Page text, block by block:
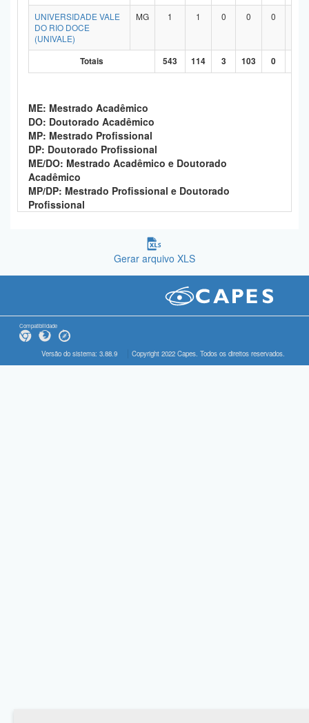
UNIVERSIDADE VALE
DO RIO DOCE
(UNIVALE)
MG 1 1 0 0 0
Totais 543 114 3 103 0
ME: Mestrado Acadêmico
DO: Doutorado Acadêmico
MP: Mestrado Profissional
DP: Doutorado Profissional
ME/DO: Mestrado Acadêmico e Doutorado
Acadêmico
MP/DP: Mestrado Profissional e Doutorado
Profissional
Gerar arquivo XLS
Compatibilidade
Versão do sistema: 3.88.9 Copyright 2022 Capes. Todos os direitos reservados.